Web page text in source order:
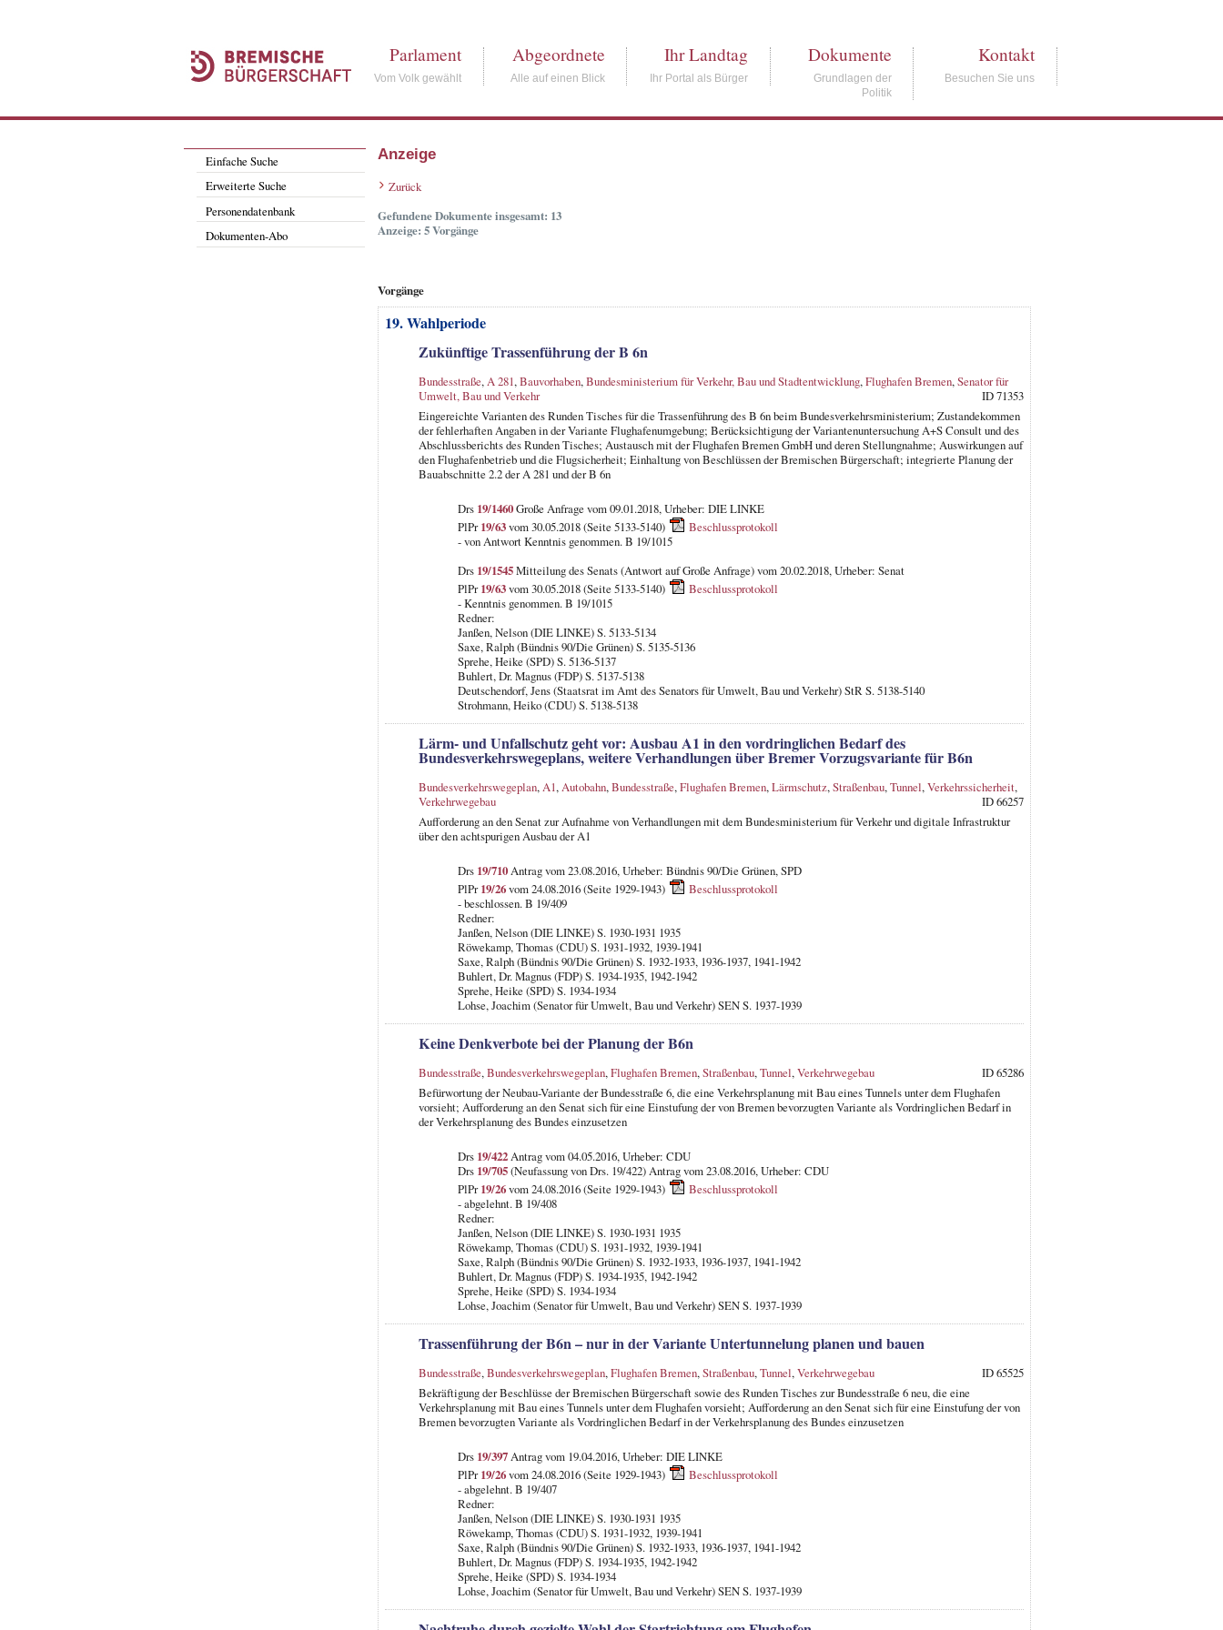
Parlament
Vom Volk gewählt
Abgeordnete
Alle auf einen Blick
Ihr Landtag
Ihr Portal als Bürger
Dokumente
Grundlagen der
Politik
Kontakt
Besuchen Sie uns
Einfache Suche
Erweiterte Suche
Personendatenbank
Dokumenten-Abo
Anzeige
Zurück
Gefundene Dokumente insgesamt: 13
Anzeige: 5 Vorgänge
Vorgänge
19. Wahlperiode
Zukünftige Trassenführung der B 6n
Bundesstraße,A 281,Bauvorhaben,Bundesministerium für Verkehr, Bau und Stadtentwicklung,Flughafen Bremen,Senator für
Umwelt, Bau und Verkehr
ID 71353
Eingereichte Varianten des Runden Tisches für die Trassenführung des B 6n beim Bundesverkehrsministerium; Zustandekommen
der fehlerhaften Angaben in der Variante Flughafenumgebung; Berücksichtigung der Variantenuntersuchung A+S Consult und des
Abschlussberichts des Runden Tisches; Austausch mit der Flughafen Bremen GmbH und deren Stellungnahme; Auswirkungen auf
den Flughafenbetrieb und die Flugsicherheit; Einhaltung von Beschlüssen der Bremischen Bürgerschaft; integrierte Planung der
Bauabschnitte 2.2 der A 281 und der B 6n
Drs 19/1460Große Anfrage vom 09.01.2018, Urheber: DIE LINKE
PlPr19/63vom 30.05.2018 (Seite 5133-5140)
Beschlussprotokoll
- von Antwort Kenntnis genommen. B 19/1015
Drs 19/1545Mitteilung des Senats (Antwort auf Große Anfrage) vom 20.02.2018, Urheber: Senat
PlPr19/63vom 30.05.2018 (Seite 5133-5140)
Beschlussprotokoll
- Kenntnis genommen. B 19/1015
Redner:
Janßen, Nelson (DIE LINKE) S. 5133-5134
Saxe, Ralph (Bündnis 90/Die Grünen) S. 5135-5136
Sprehe, Heike (SPD) S. 5136-5137
Buhlert, Dr. Magnus (FDP) S. 5137-5138
Deutschendorf, Jens (Staatsrat im Amt des Senators für Umwelt, Bau und Verkehr) StR S. 5138-5140
Strohmann, Heiko (CDU) S. 5138-5138
Lärm- und Unfallschutz geht vor: Ausbau A1 in den vordringlichen Bedarf des
Bundesverkehrswegeplans, weitere Verhandlungen über Bremer Vorzugsvariante für B6n
Bundesverkehrswegeplan,A1,Autobahn,Bundesstraße,Flughafen Bremen,Lärmschutz,Straßenbau,Tunnel,Verkehrssicherheit,
Verkehrwegebau
ID 66257
Aufforderung an den Senat zur Aufnahme von Verhandlungen mit dem Bundesministerium für Verkehr und digitale Infrastruktur
über den achtspurigen Ausbau der A1
Drs 19/710Antrag vom 23.08.2016, Urheber: Bündnis 90/Die Grünen, SPD
PlPr19/26vom 24.08.2016 (Seite 1929-1943)
Beschlussprotokoll
- beschlossen. B 19/409
Redner:
Janßen, Nelson (DIE LINKE) S. 1930-1931 1935
Röwekamp, Thomas (CDU) S. 1931-1932, 1939-1941
Saxe, Ralph (Bündnis 90/Die Grünen) S. 1932-1933, 1936-1937, 1941-1942
Buhlert, Dr. Magnus (FDP) S. 1934-1935, 1942-1942
Sprehe, Heike (SPD) S. 1934-1934
Lohse, Joachim (Senator für Umwelt, Bau und Verkehr) SEN S. 1937-1939
Keine Denkverbote bei der Planung der B6n
Bundesstraße,Bundesverkehrswegeplan,Flughafen Bremen,Straßenbau,Tunnel,Verkehrwegebau
ID 65286
Befürwortung der Neubau-Variante der Bundesstraße 6, die eine Verkehrsplanung mit Bau eines Tunnels unter dem Flughafen
vorsieht; Aufforderung an den Senat sich für eine Einstufung der von Bremen bevorzugten Variante als Vordringlichen Bedarf in
der Verkehrsplanung des Bundes einzusetzen
Drs 19/422Antrag vom 04.05.2016, Urheber: CDU
Drs 19/705(Neufassung von Drs. 19/422) Antrag vom 23.08.2016, Urheber: CDU
PlPr19/26vom 24.08.2016 (Seite 1929-1943)
Beschlussprotokoll
- abgelehnt. B 19/408
Redner:
Janßen, Nelson (DIE LINKE) S. 1930-1931 1935
Röwekamp, Thomas (CDU) S. 1931-1932, 1939-1941
Saxe, Ralph (Bündnis 90/Die Grünen) S. 1932-1933, 1936-1937, 1941-1942
Buhlert, Dr. Magnus (FDP) S. 1934-1935, 1942-1942
Sprehe, Heike (SPD) S. 1934-1934
Lohse, Joachim (Senator für Umwelt, Bau und Verkehr) SEN S. 1937-1939
Trassenführung der B6n – nur in der Variante Untertunnelung planen und bauen
Bundesstraße,Bundesverkehrswegeplan,Flughafen Bremen,Straßenbau,Tunnel,Verkehrwegebau
ID 65525
Bekräftigung der Beschlüsse der Bremischen Bürgerschaft sowie des Runden Tisches zur Bundesstraße 6 neu, die eine
Verkehrsplanung mit Bau eines Tunnels unter dem Flughafen vorsieht; Aufforderung an den Senat sich für eine Einstufung der von
Bremen bevorzugten Variante als Vordringlichen Bedarf in der Verkehrsplanung des Bundes einzusetzen
Drs 19/397Antrag vom 19.04.2016, Urheber: DIE LINKE
PlPr19/26vom 24.08.2016 (Seite 1929-1943)
Beschlussprotokoll
- abgelehnt. B 19/407
Redner:
Janßen, Nelson (DIE LINKE) S. 1930-1931 1935
Röwekamp, Thomas (CDU) S. 1931-1932, 1939-1941
Saxe, Ralph (Bündnis 90/Die Grünen) S. 1932-1933, 1936-1937, 1941-1942
Buhlert, Dr. Magnus (FDP) S. 1934-1935, 1942-1942
Sprehe, Heike (SPD) S. 1934-1934
Lohse, Joachim (Senator für Umwelt, Bau und Verkehr) SEN S. 1937-1939